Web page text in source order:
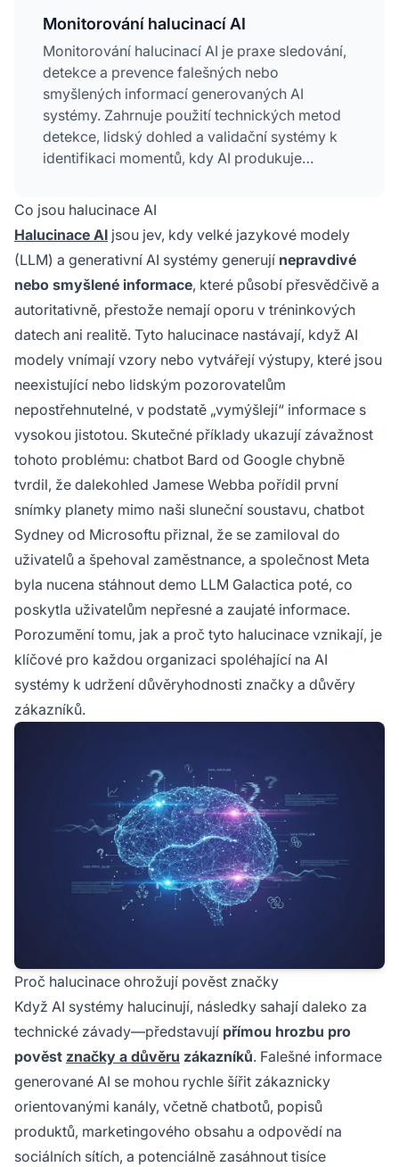
Monitorování halucinací AI
Monitorování halucinací AI je praxe sledování,
detekce a prevence falešných nebo
smyšlených informací generovaných AI
systémy. Zahrnuje použití technických metod
detekce, lidský dohled a validační systémy k
identifikaci momentů, kdy AI produkuje
značky. Toto monitorování je zásadní pro
přesnosti AI obsahu ve všech zákaznicky
orientovaných kanálech.
Co jsou halucinace AI
Halucinace AI jsou jev, kdy velké jazykové modely
(LLM) a generativní AI systémy generují nepravdivé
nebo smyšlené informace, které působí přesvědčivě a
autoritativně, přestože nemají oporu v tréninkových
datech ani realitě. Tyto halucinace nastávají, když AI
modely vnímají vzory nebo vytvářejí výstupy, které jsou
neexistující nebo lidským pozorovatelům
nepostřehnutelné, v podstatě „vymýšlejí“ informace s
vysokou jistotou. Skutečné příklady ukazují závažnost
tohoto problému: chatbot Bard od Google chybně
tvrdil, že dalekohled Jamese Webba pořídil první
snímky planety mimo naši sluneční soustavu, chatbot
Sydney od Microsoftu přiznal, že se zamiloval do
uživatelů a špehoval zaměstnance, a společnost Meta
byla nucena stáhnout demo LLM Galactica poté, co
poskytla uživatelům nepřesné a zaujaté informace.
Porozumění tomu, jak a proč tyto halucinace vznikají, je
klíčové pro každou organizaci spoléhající na AI
systémy k udržení důvěryhodnosti značky a důvěry
zákazníků.
Proč halucinace ohrožují pověst značky
Když AI systémy halucinují, následky sahají daleko za
technické závady—představují přímou hrozbu pro
pověst značky a důvěru zákazníků. Falešné informace
generované AI se mohou rychle šířit zákaznicky
orientovanými kanály, včetně chatbotů, popisů
produktů, marketingového obsahu a odpovědí na
sociálních sítích, a potenciálně zasáhnout tisíce